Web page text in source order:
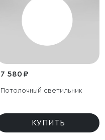
7 580 ₽
Потолочный светильник
КУПИТЬ